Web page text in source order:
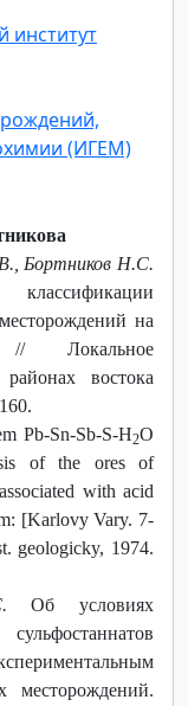
институт
(ИГЕМ)
Бортников Н.С.
на
// Локальное
востока
Pb-Sn-Sb-S-H2O
of the ores of
with acid
[Karlovy Vary. 7-
geologicky, 1974.
Об условиях